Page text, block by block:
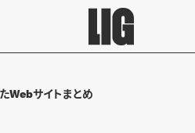
Webサイトまとめ